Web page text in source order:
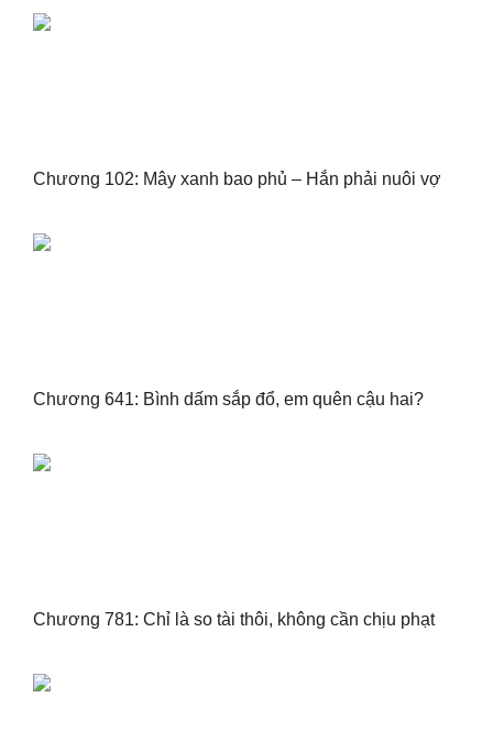
Chương 102: Mây xanh bao phủ – Hắn phải nuôi vợ
Chương 641: Bình dấm sắp đổ, em quên cậu hai?
Chương 781: Chỉ là so tài thôi, không cần chịu phạt